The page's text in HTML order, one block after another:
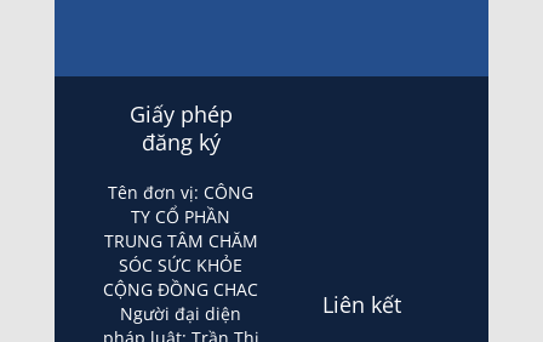
Giấy phép
đăng ký
Tên đơn vị: CÔNG
TY CỔ PHẦN
TRUNG TÂM CHĂM
SÓC SỨC KHỎE
CỘNG ĐỒNG CHAC
Người đại diện
Liên kết